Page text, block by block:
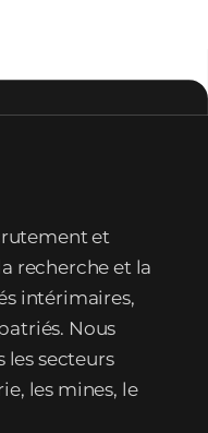
et
recherche et la
intérimaires,
Nous
les secteurs
les mines, le